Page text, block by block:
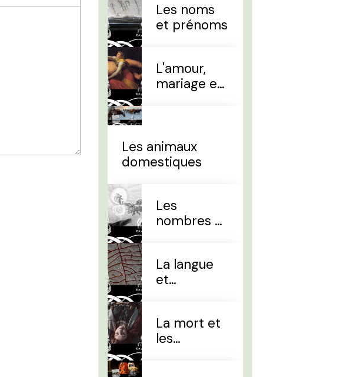
Les noms
et prénoms
L'amour,
mariage et
Les animaux
domestiques
Les
nombres et
La langue
et
La mort et
les